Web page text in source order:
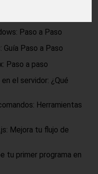
Paso a Paso
Paso a Paso
Paso a paso
el servidor: ¿Qué
Herramientas
Mejora tu flujo de
tu primer programa en